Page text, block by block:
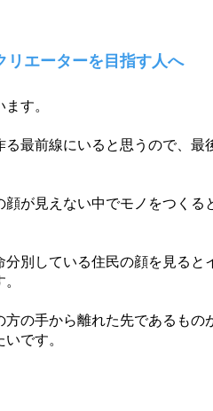
リエーターを目指す人へ
す。
最前線にいると思うので、最
が見えない中でモノをつくる
別している住民の顔を見ると
の手から離れた先であるもの
です。